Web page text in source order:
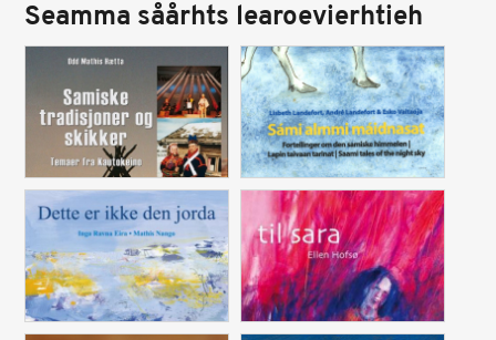
Seamma såårhts learoevierhtieh